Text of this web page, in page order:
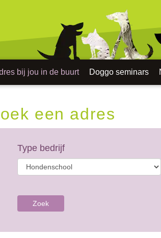
bij jou in de buurt Doggo seminars
een adres
Type bedrijf
Zoek